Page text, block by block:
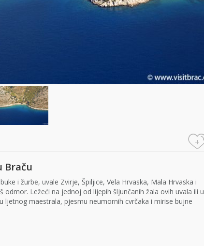
+
Braču
i žurbe, uvale Zvirje, Špiljice, Vela Hrvaska, Mala Hrvaska i
odmor. Ležeći na jednoj od lijepih šljunčanih žala ovih uvala ili u
ljetnog maestrala, pjesmu neumornih cvrčaka i mirise bujne